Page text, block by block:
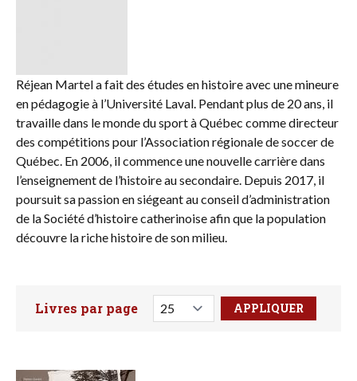
Réjean Martel a fait des études en histoire avec une mineure
en pédagogie à l’Université Laval. Pendant plus de 20 ans, il
travaille dans le monde du sport à Québec comme directeur
des compétitions pour l’Association régionale de soccer de
Québec. En 2006, il commence une nouvelle carrière dans
l’enseignement de l’histoire au secondaire. Depuis 2017, il
poursuit sa passion en siégeant au conseil d’administration
de la Société d’histoire catherinoise afin que la population
découvre la riche histoire de son milieu.
Faites votre recherche ici
Livres par page